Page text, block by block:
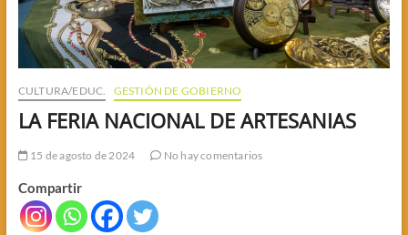
CULTURA/EDUC. GESTIÓN DE GOBIERNO
LA FERIA NACIONAL DE ARTESANIAS
15 de agosto de 2024 No hay comentarios
Compartir